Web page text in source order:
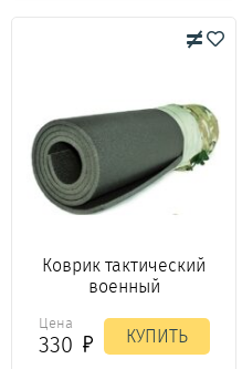
Коврик тактический
военный
Цена
330 КУПИТЬ